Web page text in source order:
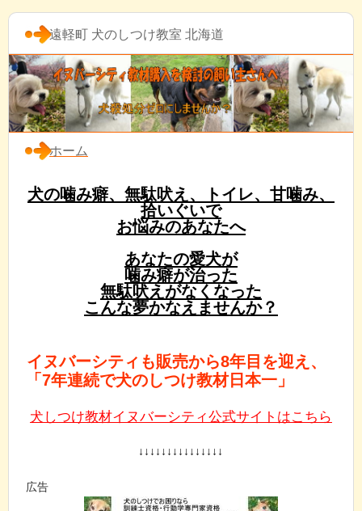
遠軽町 犬のしつけ教室 北海道
ホーム
犬の噛み癖、無駄吠え、トイレ、甘噛み、
拾いぐいで
お悩みのあなたへ
あなたの愛犬が
噛み癖が治った
無駄吠えがなくなった
こんな夢かなえませんか？
イヌバーシティも販売から8年目を迎え、
「7年連続で犬のしつけ教材日本一」
犬しつけ教材イヌバーシティ公式サイトはこちら
↓↓↓↓↓↓↓↓↓↓↓↓↓↓↓
広告